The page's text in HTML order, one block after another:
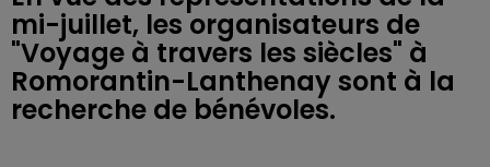
mi-juillet, les organisateurs de
"Voyage à travers les siècles" à
Romorantin-Lanthenay sont à la
recherche de bénévoles.